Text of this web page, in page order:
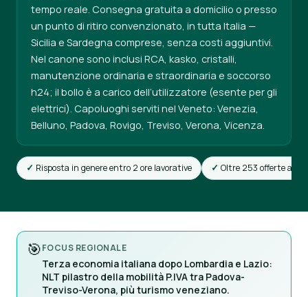
tempo reale. Consegna gratuita a domicilio o presso
un punto di ritiro convenzionato, in tutta Italia —
Sicilia e Sardegna comprese, senza costi aggiuntivi.
Nel canone sono inclusi RCA, kasko, cristalli,
manutenzione ordinaria e straordinaria e soccorso
h24; il bollo è a carico dell’utilizzatore (esente per gli
elettrici). Capoluoghi serviti nel Veneto: Venezia,
Belluno, Padova, Rovigo, Treviso, Verona, Vicenza.
Risposta in genere entro 2 ore lavorative Oltre 253 offerte attive
🎯FOCUS REGIONALE
Terza economia italiana dopo Lombardia e Lazio:
NLT pilastro della mobilità P.IVA tra Padova-
Treviso-Verona, più turismo veneziano.